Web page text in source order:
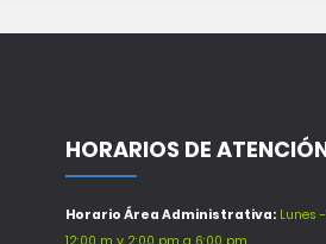
HORARIOS DE
Horario Área Administrativa: Lunes